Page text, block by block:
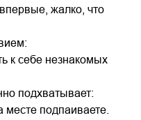
жалко, что
к себе незнакомых
подхватывает:
подпаиваете.